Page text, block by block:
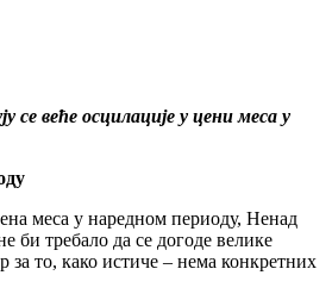
се веће осцилације у цени меса у
меса у наредном периоду, Ненад
би требало да се догоде велике
за то, како истиче – нема конкретних